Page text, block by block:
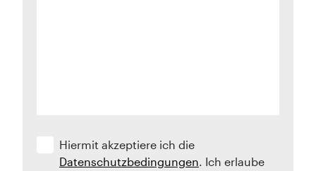
Hiermit akzeptiere ich die
Datenschutzbedingungen. Ich erlaube